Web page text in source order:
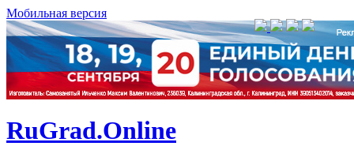
Мобильная версия
RuGrad.Online